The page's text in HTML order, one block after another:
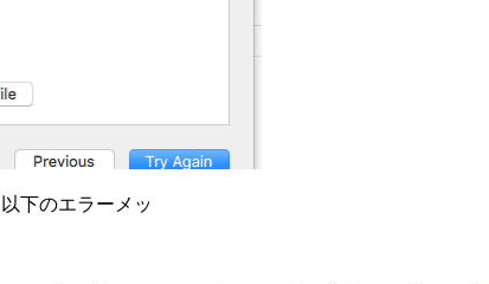
下のエラーメッ